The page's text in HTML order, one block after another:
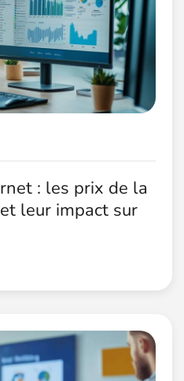
: les prix de la
leur impact sur